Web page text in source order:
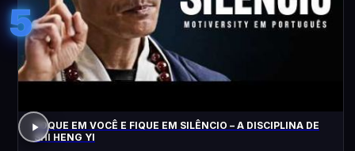
5
FOQUE EM VOCÊ E FIQUE EM SILÊNCIO – A DISCIPLINA DE
SHI HENG YI